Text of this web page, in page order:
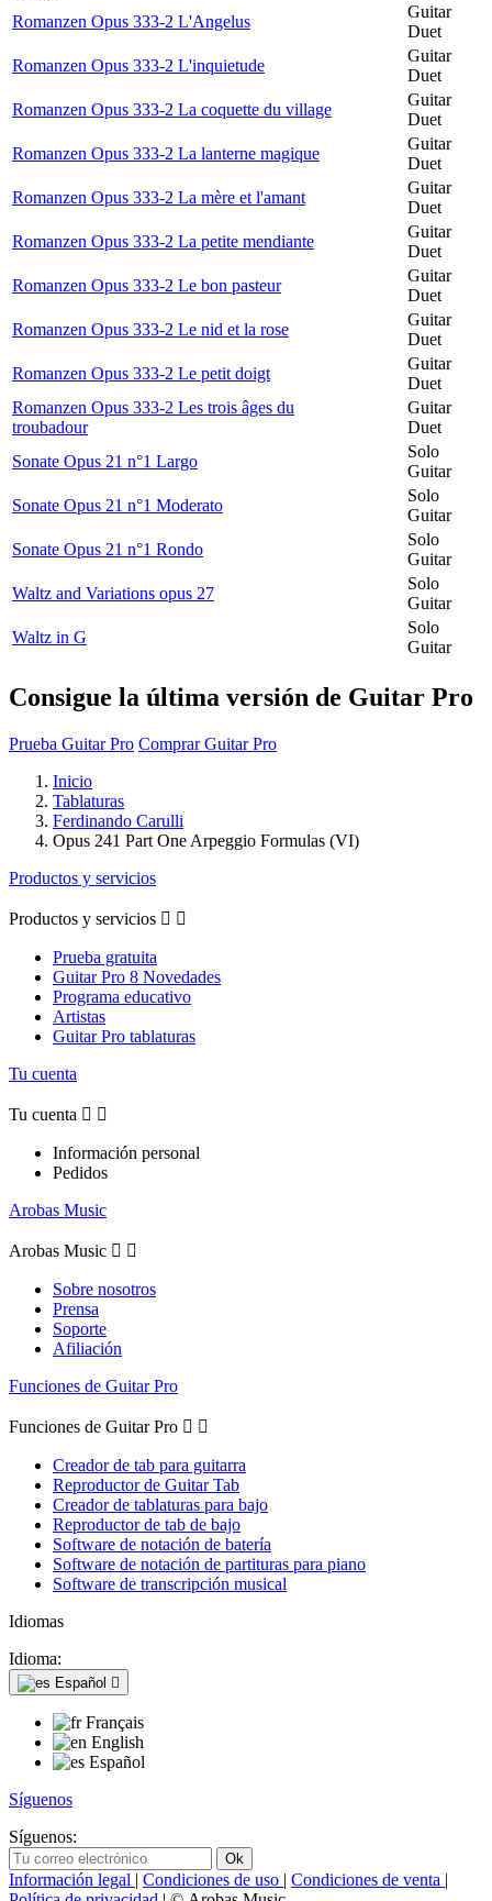
Romanzen Opus 333-2 L'Angelus
Guitar
Duet
Romanzen Opus 333-2 L'inquietude
Guitar
Duet
Romanzen Opus 333-2 La coquette du village
Guitar
Duet
Romanzen Opus 333-2 La lanterne magique
Guitar
Duet
Romanzen Opus 333-2 La mère et l'amant
Guitar
Duet
Romanzen Opus 333-2 La petite mendiante
Guitar
Duet
Romanzen Opus 333-2 Le bon pasteur
Guitar
Duet
Romanzen Opus 333-2 Le nid et la rose
Guitar
Duet
Romanzen Opus 333-2 Le petit doigt
Guitar
Duet
Romanzen Opus 333-2 Les trois âges du
troubadour
Guitar
Duet
Sonate Opus 21 n°1 Largo
Solo
Guitar
Sonate Opus 21 n°1 Moderato
Solo
Guitar
Sonate Opus 21 n°1 Rondo
Solo
Guitar
Waltz and Variations opus 27
Solo
Guitar
Waltz in G
Solo
Guitar
Consigue la última versión de Guitar Pro
Prueba Guitar Pro Comprar Guitar Pro
Inicio
Tablaturas
Ferdinando Carulli
Opus 241 Part One Arpeggio Formulas (VI)
Productos y servicios
Productos y servicios  
Prueba gratuita
Guitar Pro 8 Novedades
Programa educativo
Artistas
Guitar Pro tablaturas
Tu cuenta
Tu cuenta  
Información personal
Pedidos
Arobas Music
Arobas Music  
Sobre nosotros
Prensa
Soporte
Afiliación
Funciones de Guitar Pro
Funciones de Guitar Pro  
Creador de tab para guitarra
Reproductor de Guitar Tab
Creador de tablaturas para bajo
Reproductor de tab de bajo
Software de notación de batería
Software de notación de partituras para piano
Software de transcripción musical
Idiomas
Idioma:
Español 
Français
English
Español
Síguenos
Síguenos:
Información legal | Condiciones de uso | Condiciones de venta |